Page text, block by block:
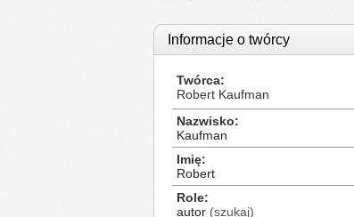
Informacje o twórcy
Twórca
Robert Kaufman
Nazwisko
Kaufman
Imię
Robert
Role
autor (szukaj)